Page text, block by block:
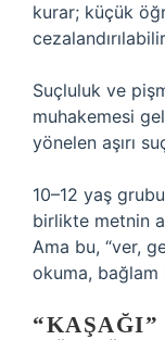
kurar; küçük
Suçluluk ve
muhakemesi
yönelen aşırı
10–12 yaş
birlikte metnin
Ama bu, “ver,
okuma, bağlam